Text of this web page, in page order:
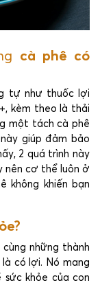
cà phê có
tự như thuốc lợi
kèm theo là thải
một tách cà phê
giúp đảm bảo
2 quá trình này
nên cơ thể luôn ở
không khiến bạn
những thành
có lợi. Nó mang
khỏe của con